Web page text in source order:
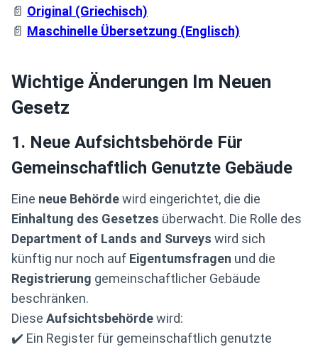
📄 Original (Griechisch)
📄 Maschinelle Übersetzung (Englisch)
Wichtige Änderungen Im Neuen
Gesetz
1. Neue Aufsichtsbehörde Für
Gemeinschaftlich Genutzte Gebäude
Eine neue Behördewird eingerichtet, die die
Einhaltung des Gesetzes überwacht. Die Rolle des
Department of Lands and Surveys wird sich
künftig nur noch auf Eigentumsfragen und die
Registrierung gemeinschaftlicher Gebäude
beschränken.
Diese Aufsichtsbehördewird:
✔️ Ein Register für gemeinschaftlich genutzte